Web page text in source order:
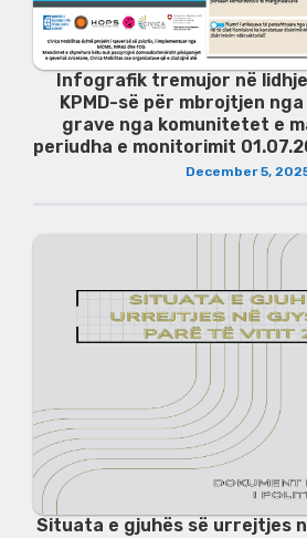
Infografik tremujor në
KPMD-së për mbrojtjen
grave nga komunitetet e
periudha e monitorimit
December 5,
Situata e gjuhës së urrejtjes